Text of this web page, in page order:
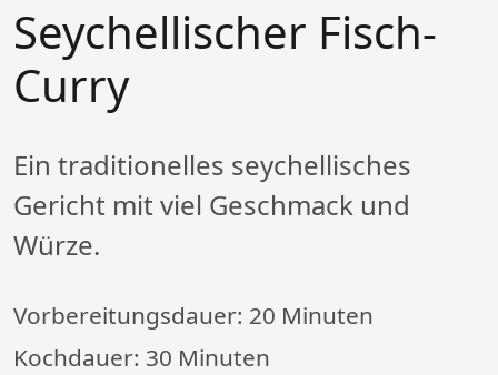
Seychellischer Fisch-
Curry
Ein traditionelles seychellisches
Gericht mit viel Geschmack und
Würze.
Vorbereitungsdauer: 20 Minuten
Kochdauer: 30 Minuten